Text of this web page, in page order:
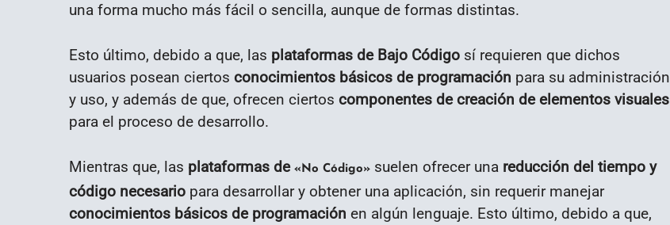
una forma mucho más fácil o sencilla, aunque de formas distintas.
Esto último, debido a que, las plataformas de Bajo Código sí requieren que dichos
usuarios posean ciertos conocimientos básicos de programación para su administración
y uso, y además de que, ofrecen ciertos componentes de creación de elementos visuales
para el proceso de desarrollo.
Mientras que, las plataformas de «No Código» suelen ofrecer una reducción del tiempo y
código necesario para desarrollar y obtener una aplicación, sin requerir manejar
conocimientos básicos de programación en algún lenguaje. Esto último, debido a que,